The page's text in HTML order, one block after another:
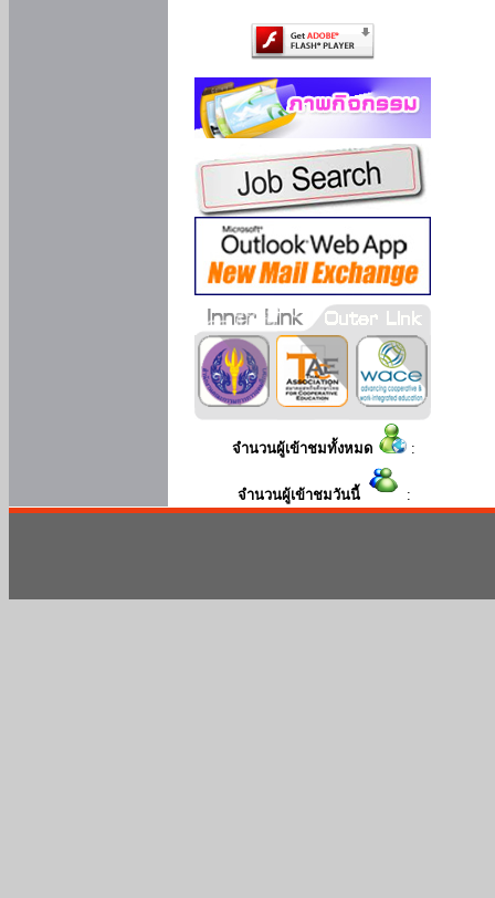
จำนวนผู้เข้าชมทั้งหมด :
จำนวนผู้เข้าชมวันนี้ :